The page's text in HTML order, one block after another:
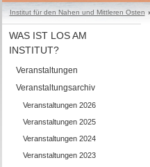
Institut für den Nahen und Mittleren Osten
WAS IST LOS AM
INSTITUT?
Veranstaltungen
Veranstaltungsarchiv
Veranstaltungen 2026
Veranstaltungen 2025
Veranstaltungen 2024
Veranstaltungen 2023